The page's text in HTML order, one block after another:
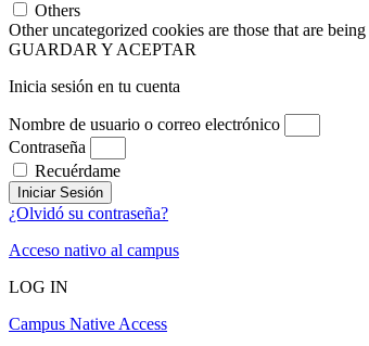
Others
Other uncategorized cookies are those that are
GUARDAR Y ACEPTAR
Inicia sesión en tu cuenta
Nombre de usuario o correo electrónico
Contraseña
Recuérdame
Iniciar Sesión
¿Olvidó su contraseña?
Acceso nativo al campus
LOG IN
Campus Native Access